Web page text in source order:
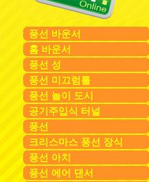
풍선 바운서
홈 바운서
풍선 성
풍선 미끄럼틀
풍선 놀이 도시
공기주입식 터널
풍선
크리스마스 풍선 장식
풍선 아치
풍선 에어 댄서